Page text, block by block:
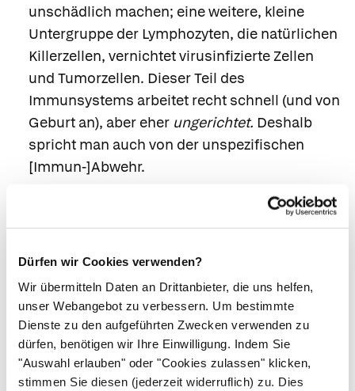
Dürfen wir Cookies verwenden?
Wir übermitteln Daten an Drittanbieter, die uns helfen,
unser Webangebot zu verbessern. Um bestimmte
Dienste zu den aufgeführten Zwecken verwenden zu
dürfen, benötigen wir Ihre Einwilligung. Indem Sie
"Auswahl erlauben" oder "Cookies zulassen" klicken,
stimmen Sie diesen (jederzeit widerruflich) zu. Dies
unschädlich machen; eine weitere, kleine
Untergruppe der Lymphozyten, die natürlichen
Killerzellen, vernichtet virusinfizierte Zellen
und Tumorzellen. Dieser Teil des
Immunsystems arbeitet recht schnell (und von
Geburt an), aber eher ungerichtet. Deshalb
spricht man auch von der unspezifischen
[Immun-]Abwehr.
Lymphozyten (Untergruppe der
weißen Blutkörperchen) erkennen ganz
oder körpereigene Strukturen und vernichten
diese zusammen mit der „daranhängenden“
Zelle bzw. dem Krankheitserreger. Die
Gesamtheit dieserzielgerichteten
Abwehrreaktionen wirdspezifische
[Immun-]Abwehrgenannt. Nachteilig ist